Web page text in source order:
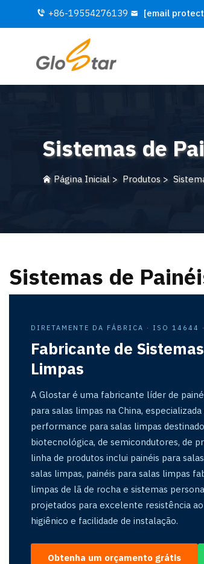
+86-19554276139 [email
Sistemas de
Página Inicial > Produtos >
Sistemas de
DIRETAMENTE DA FÁBRICA · ISO 14644
Fabricante de
Limpas
A Glostar é uma fabricante líder de
para salas limpas na China,
performance para salas limpas
biotecnológica, de semicondutores, de
linha de produtos inclui painéis para
salas limpas, painéis para salas limpas
limpas de lã de rocha e sistemas
projetados para excelente resistência
higiênico e facilidade de instalação.
Obtenha um orçamento grátis